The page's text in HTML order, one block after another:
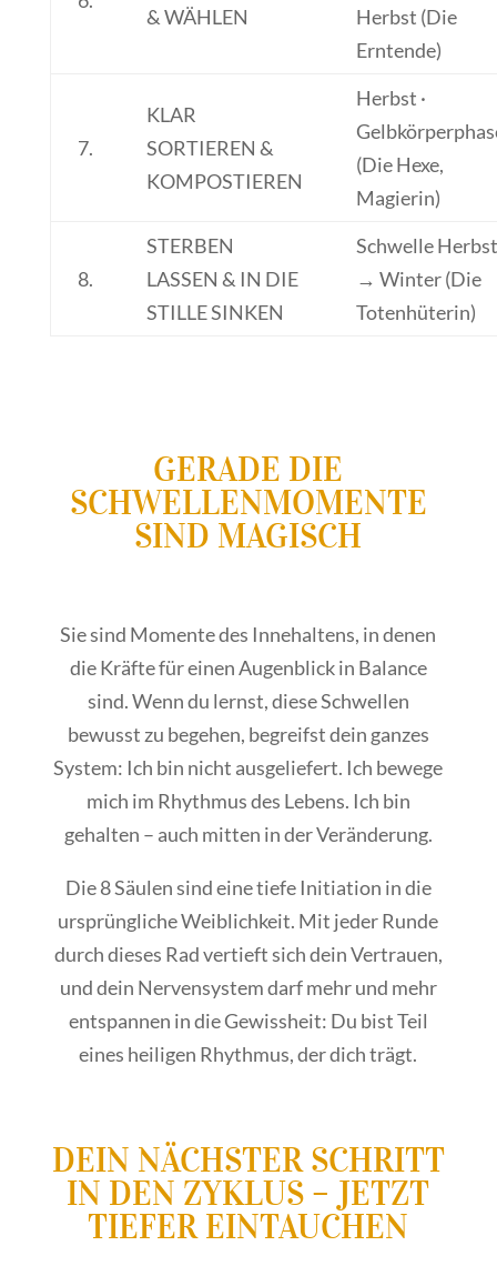
& WÄHLEN
Herbst (Die
Erntende)
7.
KLAR
SORTIEREN &
KOMPOSTIEREN
Herbst ·
(Die Hexe,
Magierin)
8.
STERBEN
LASSEN & IN DIE
STILLE SINKEN
Schwelle Herbst
→ Winter (Die
Totenhüterin)
GERADE DIE
SCHWELLENMOMENTE
SIND MAGISCH
Sie sind Momente des Innehaltens, in denen
die Kräfte für einen Augenblick in Balance
sind. Wenn du lernst, diese Schwellen
bewusst zu begehen, begreifst dein ganzes
System: Ich bin nicht ausgeliefert. Ich bewege
mich im Rhythmus des Lebens. Ich bin
gehalten – auch mitten in der Veränderung.
Die 8 Säulen sind eine tiefe Initiation in die
ursprüngliche Weiblichkeit. Mit jeder Runde
durch dieses Rad vertieft sich dein Vertrauen,
und dein Nervensystem darf mehr und mehr
entspannen in die Gewissheit: Du bist Teil
eines heiligen Rhythmus, der dich trägt.
DEIN NÄCHSTER SCHRITT
IN DEN ZYKLUS – JETZT
TIEFER EINTAUCHEN